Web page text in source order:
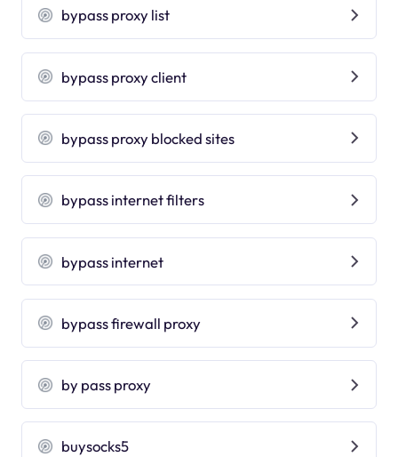
bypass proxy list
bypass proxy client
bypass proxy blocked sites
bypass internet filters
bypass internet
bypass firewall proxy
by pass proxy
buysocks5